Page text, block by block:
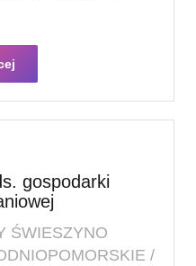
gospodarki
ŚWIESZYNO
/